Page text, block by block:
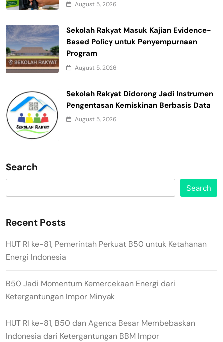
August 5, 2026
Sekolah Rakyat Masuk Kajian Evidence-
Based Policy untuk Penyempurnaan
Program
August 5, 2026
Sekolah Rakyat Didorong Jadi Instrumen
Pengentasan Kemiskinan Berbasis Data
August 5, 2026
Search
Search
Recent Posts
HUT RI ke-81, Pemerintah Perkuat B50 untuk Ketahanan
Energi Indonesia
B50 Jadi Momentum Kemerdekaan Energi dari
Ketergantungan Impor Minyak
HUT RI ke-81, B50 dan Agenda Besar Membebaskan
Indonesia dari Ketergantungan BBM Impor